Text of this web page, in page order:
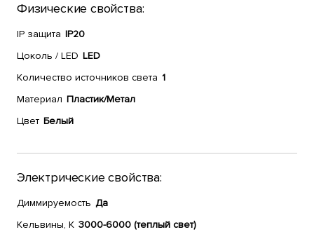
Физические свойства:
IP защита IP20
Цоколь / LED LED
Количество источников света 1
Материал Пластик/Метал
Цвет Белый
Электрические свойства:
Диммируемость Да
Кельвины, К 3000-6000 (теплый свет)